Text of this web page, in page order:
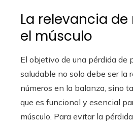
La relevancia
el músculo
El objetivo de una pérdida de
saludable no solo debe ser la
números en la balanza, sino
que es funcional y esencial
músculo. Para evitar la